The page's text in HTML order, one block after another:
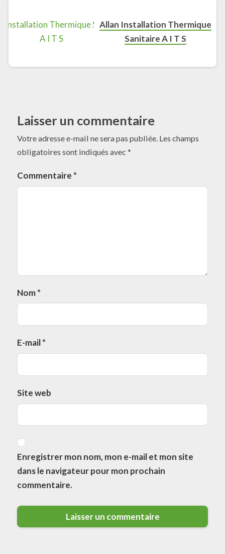
Allan Installation Thermique
Sanitaire A I T S
Laisser un commentaire
Votre adresse e-mail ne sera pas publiée. Les champs
obligatoires sont indiqués avec *
Commentaire *
Nom*
E-mail*
Site web
Enregistrer mon nom, mon e-mail et mon site
dans le navigateur pour mon prochain
commentaire.